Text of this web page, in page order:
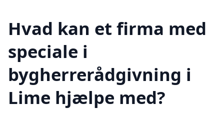
Hvad kan et firma med
speciale i
bygherrerådgivning i
Lime hjælpe med?